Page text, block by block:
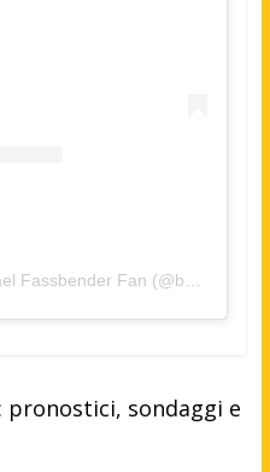
Fan (@beatlesfass)
pronostici, sondaggi e